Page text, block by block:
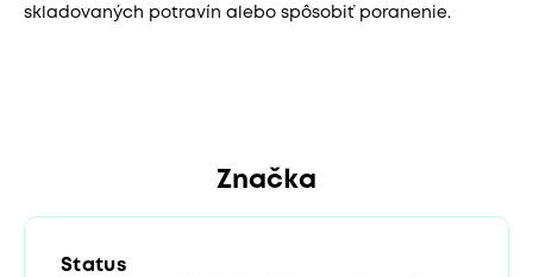
skladovaných potravín alebo spôsobiť poranenie.
Značka
Status